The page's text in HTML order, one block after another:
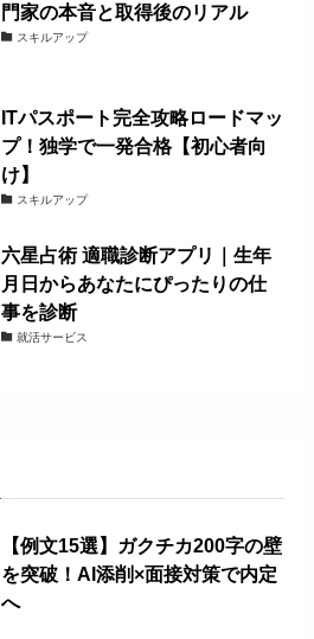
門家の本音と取得後のリアル
スキルアップ
ITパスポート完全攻略ロードマッ
プ！独学で一発合格【初心者向
け】
スキルアップ
六星占術 適職診断アプリ｜生年
月日からあなたにぴったりの仕
事を診断
就活サービス
【例文15選】ガクチカ200字の壁
を突破！AI添削×面接対策で内定
へ